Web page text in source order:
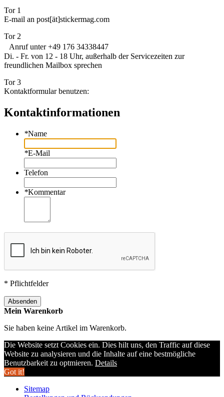
Tor 1
E-mail an post[ät]stickermag.com
Tor 2
Anruf unter +49 176 34338447
Di. - Fr. von 12 - 18 Uhr, außerhalb der Servicezeiten zur
freundlichen Mailbox sprechen
Tor 3
Kontaktformular benutzen:
Kontaktinformationen
*Name
*E-Mail
Telefon
*Kommentar
* Pflichtfelder
Absenden
Mein Warenkorb
Sie haben keine Artikel im Warenkorb.
Die Website setzt Cookies ein. Dies hilt uns, den Traffic auf diese
Website zu analysieren und die Inhalte auf eine bestmögliche
Benutzbarkeit zu optmieren. Details
Got it!
Sitemap